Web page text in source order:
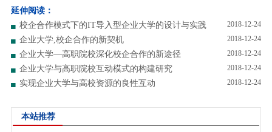
延伸阅读：
2018-12-24
校企合作模式下的IT导入型企业大学的设计与实践
2018-12-24
企业大学,校企合作的新契机
2018-12-24
企业大学—高职院校深化校企合作的新途径
2018-12-24
企业大学与高职院校互动模式的构建研究
2018-12-24
实现企业大学与高校资源的良性互动
本站推荐